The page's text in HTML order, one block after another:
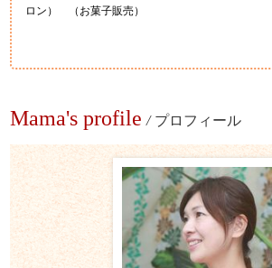
ロン） （お菓子販売）
Mama's profile / プロフィール